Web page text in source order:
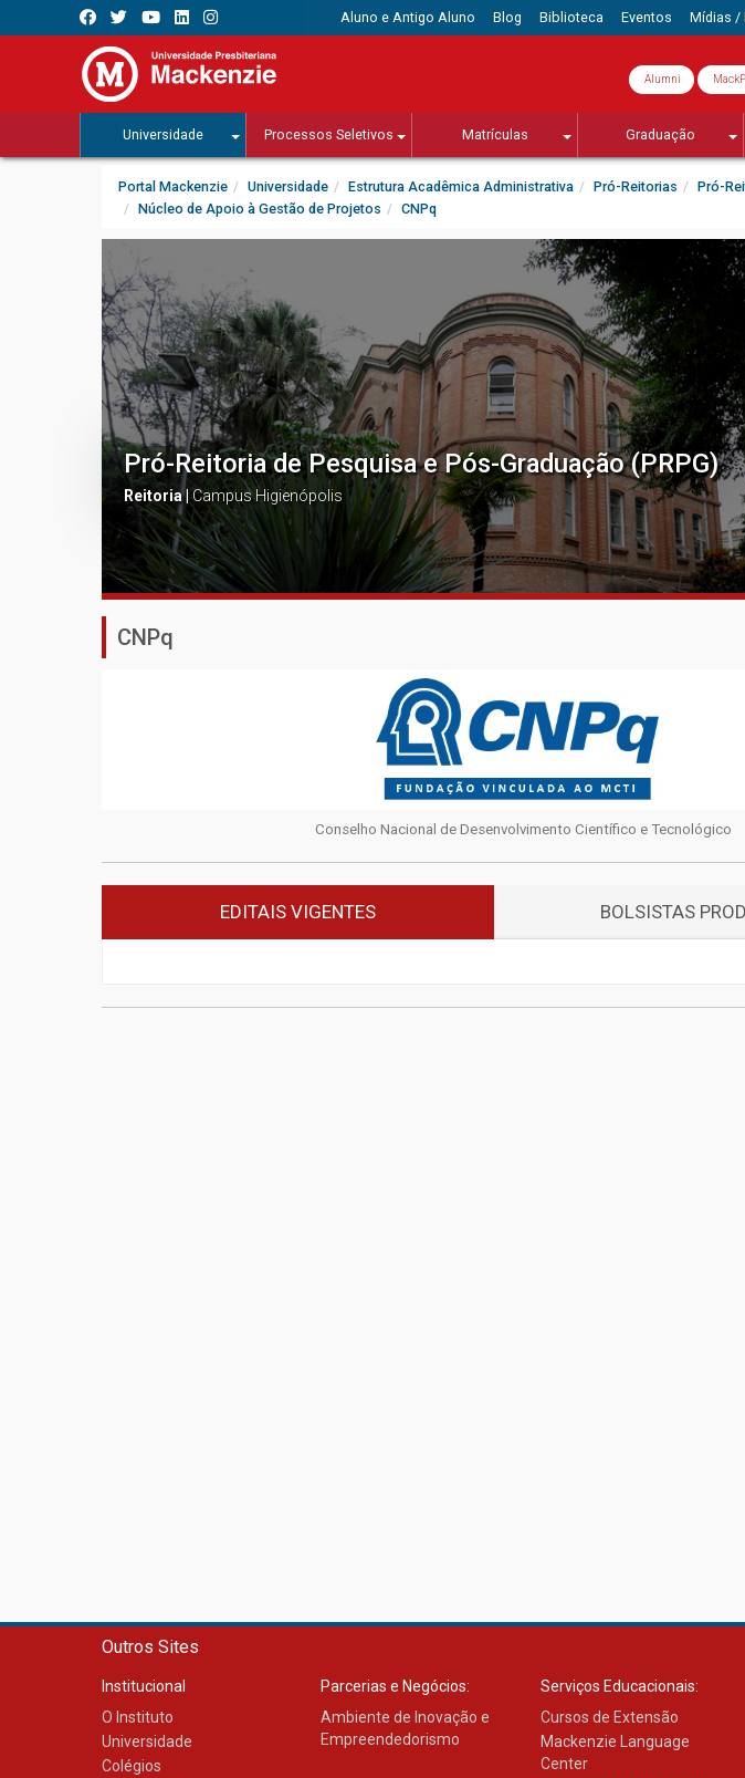
Aluno e Antigo Aluno Blog Biblioteca Eventos Mídias /
Alumni
Universidade Processos Seletivos Matrículas Graduação
Portal Mackenzie Universidade Estrutura Acadêmica Administrativa Pró-Reitorias Pró-
Núcleo de Apoio à Gestão de Projetos
CNPq
Pró-Reitoria de Pesquisa e Pós-Graduação (PRPG)
Reitoria | Campus Higienópolis
CNPq
Conselho Nacional de Desenvolvimento Científico e Tecnológico
EDITAIS VIGENTES BOLSISTAS
Outros Sites
Institucional
O Instituto
Universidade
Colégios
Parcerias e Negócios:
Ambiente de Inovação e
Empreendedorismo
Serviços Educacionais:
Cursos de Extensão
Mackenzie Language
Center